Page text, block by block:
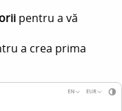
pentru a vă
a crea prima